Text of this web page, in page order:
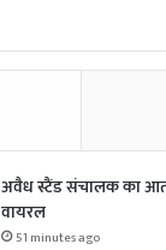
अवैध स्टैंड संचालक का
वायरल
51 minutes ago